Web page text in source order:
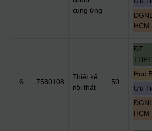
cung ứng
ĐGNL
HCM
6 7580108
Thiết kế
nội thất
50
ĐT
THPT
Học
Ưu
ĐGNL
HCM